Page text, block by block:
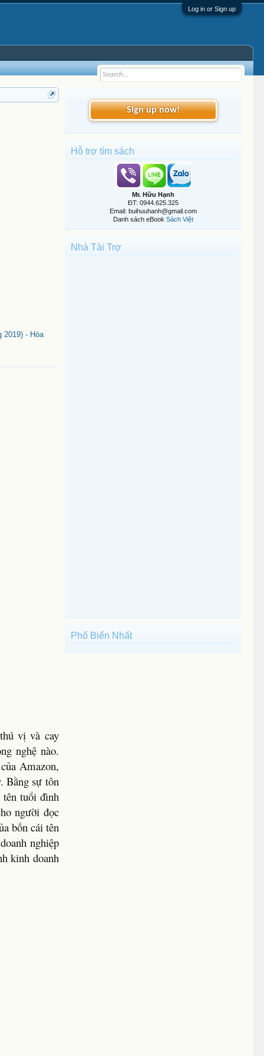
Log in or Sign up
2019) - Hòa
vị và cay
nghệ nào.
Amazon,
Bằng sự tôn
tên tuổi đình
người đọc
bốn cái tên
nghiệp
kinh doanh
Sign up now!
Hỗ trợ tìm sách
Mr. Hữu Hạnh
ĐT: 0944.625.325
Email: buihuuhanh@gmail.com
Danh sách eBook Sách Việt
Nhà Tài Trợ
Phổ Biến Nhất